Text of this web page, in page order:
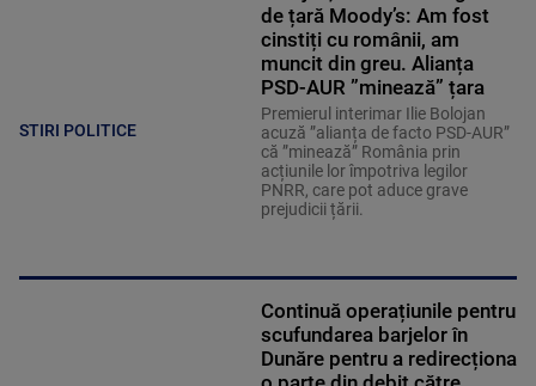
STIRI POLITICE
de țară Moody’s: Am fost
cinstiți cu românii, am
muncit din greu. Alianța
PSD-AUR ”minează” țara
Premierul interimar Ilie Bolojan
acuză ”alianța de facto PSD-AUR”
că ”minează” România prin
acțiunile lor împotriva legilor
PNRR, care pot aduce grave
prejudicii țării.
Continuă operațiunile pentru
scufundarea barjelor în
Dunăre pentru a redirecționa